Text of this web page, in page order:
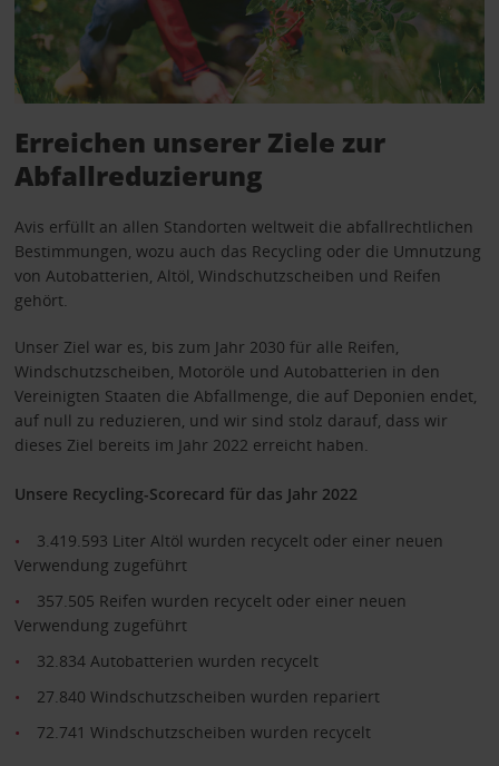
Erreichen unserer Ziele zur
Abfallreduzierung
Avis erfüllt an allen Standorten weltweit die abfallrechtlichen
Bestimmungen, wozu auch das Recycling oder die Umnutzung
von Autobatterien, Altöl, Windschutzscheiben und Reifen
gehört.
Unser Ziel war es, bis zum Jahr 2030 für alle Reifen,
Windschutzscheiben, Motoröle und Autobatterien in den
Vereinigten Staaten die Abfallmenge, die auf Deponien endet,
auf null zu reduzieren, und wir sind stolz darauf, dass wir
dieses Ziel bereits im Jahr 2022 erreicht haben.
Unsere Recycling-Scorecard für das Jahr 2022
3.419.593 Liter Altöl wurden recycelt oder einer neuen
Verwendung zugeführt
357.505 Reifen wurden recycelt oder einer neuen
Verwendung zugeführt
32.834 Autobatterien wurden recycelt
27.840 Windschutzscheiben wurden repariert
72.741 Windschutzscheiben wurden recycelt